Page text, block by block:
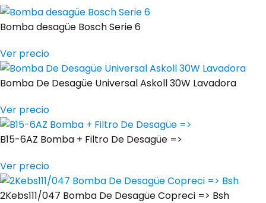
Bomba desagüe Bosch Serie 6
Ver precio
Bomba De Desagüe Universal Askoll 30W Lavadora
Ver precio
B15-6AZ Bomba + Filtro De Desagüe =>
Ver precio
2Kebs111/047 Bomba De Desagüe Copreci => Bsh